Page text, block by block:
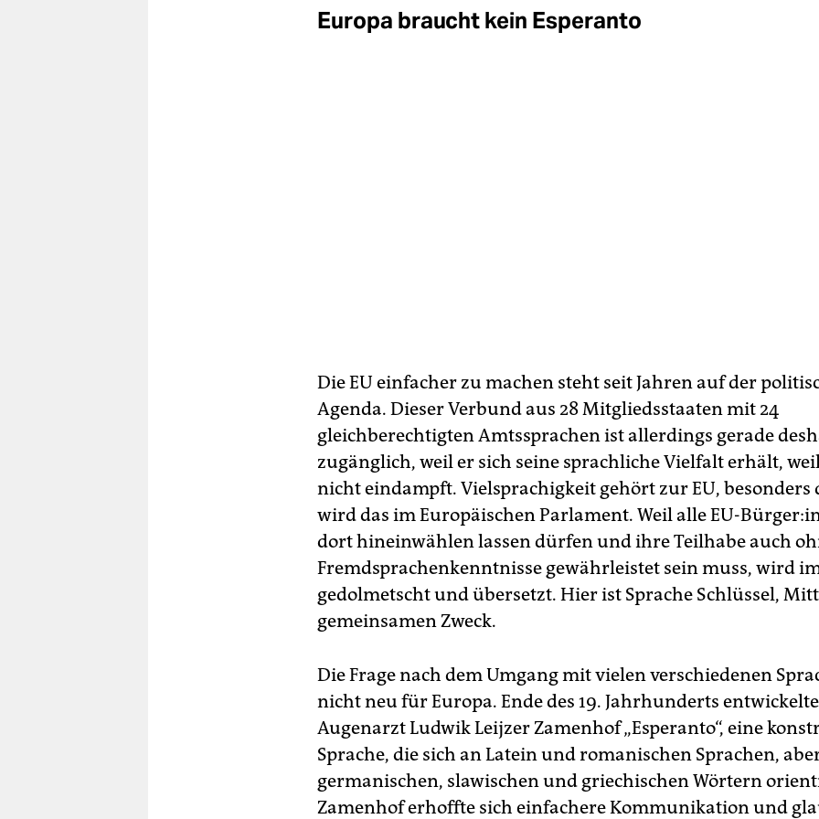
Europa braucht kein Esperanto
Die EU einfacher zu machen steht seit Jahren auf der
Agenda. Dieser Verbund aus 28 Mitgliedsstaaten mit 24
gleichberechtigten Amtssprachen ist allerdings gerade
zugänglich, weil er sich seine sprachliche Vielfalt erhält,
nicht eindampft. Vielsprachigkeit gehört zur EU, besonders
wird das im Europäischen Parlament. Weil alle EU-
dort hineinwählen lassen dürfen und ihre Teilhabe auch
Fremdsprachenkenntnisse gewährleistet sein muss, wird
gedolmetscht und übersetzt. Hier ist Sprache Schlüssel,
gemeinsamen Zweck.
Die Frage nach dem Umgang mit vielen verschiedenen
nicht neu für Europa. Ende des 19. Jahrhunderts
Augenarzt Ludwik Leijzer Zamenhof „Esperanto“, eine
Sprache, die sich an Latein und romanischen Sprachen,
germanischen, slawischen und griechischen Wörtern
Zamenhof erhoffte sich einfachere Kommunikation und